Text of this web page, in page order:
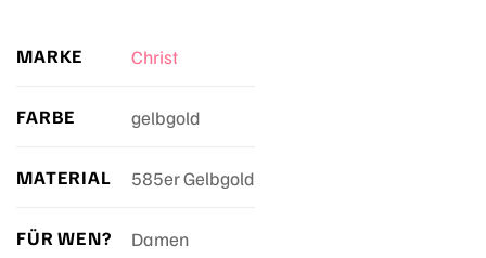
MARKE Christ
FARBE gelbgold
MATERIAL 585er Gelbgold
FÜR WEN? Damen